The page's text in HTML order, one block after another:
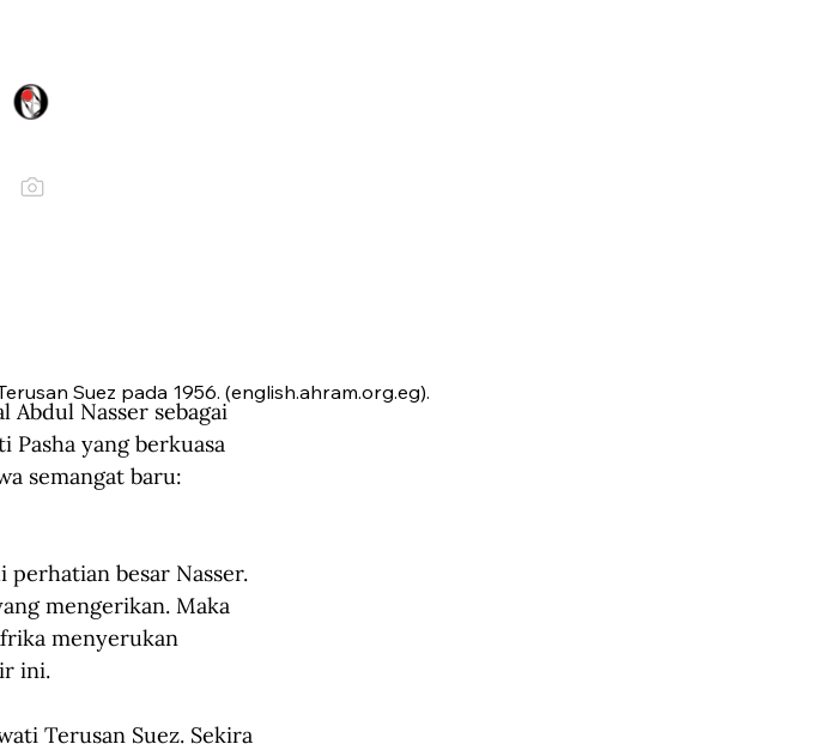
Suez pada 1956. (english.ahram.org.eg).
Abdul Nasser sebagai
yang berkuasa
semangat baru:
perhatian besar Nasser.
mengerikan. Maka
menyerukan
ini.
Terusan Suez. Sekira